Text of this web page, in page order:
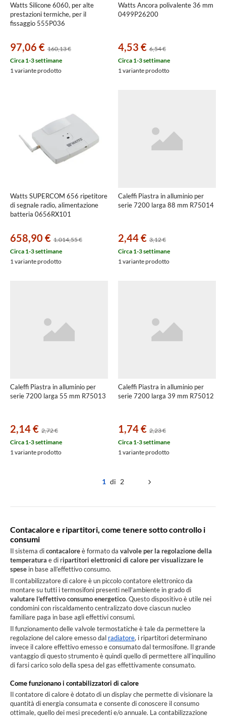
Watts Silicone 6060, per alte
prestazioni termiche, per il
fissaggio 555P036
97,06 € 160,13 €
Circa 1-3 settimane
1 variante prodotto
Watts Ancora polivalente 36 mm
0499P26200
4,53 € 6,54 €
Circa 1-3 settimane
1 variante prodotto
Watts SUPERCOM 656 ripetitore
di segnale radio, alimentazione
batteria 0656RX101
658,90 € 1.014,55 €
Circa 1-3 settimane
1 variante prodotto
Caleffi Piastra in alluminio per
serie 7200 larga 88 mm R75014
2,44 € 3,12 €
Circa 1-3 settimane
1 variante prodotto
Caleffi Piastra in alluminio per
serie 7200 larga 55 mm R75013
2,14 € 2,72 €
Circa 1-3 settimane
1 variante prodotto
Caleffi Piastra in alluminio per
serie 7200 larga 39 mm R75012
1,74 € 2,23 €
Circa 1-3 settimane
1 variante prodotto
1 di 2
Contacalore e ripartitori, come tenere sotto controllo i
consumi
Il sistema dicontacaloreè formato da valvole per la regolazione della
temperatura e di ripartitori elettronici di calore per visualizzare le
spese in base all’effettivo consumo.
Il contabilizzatore di calore è un piccolo contatore elettronico da
montare su tutti i termosifoni presenti nell'ambiente in grado di
valutare l’effettivo consumo energetico. Questo dispositivo è utile nei
condomini con riscaldamento centralizzato dove ciascun nucleo
familiare paga in base agli effettivi consumi.
Il funzionamento delle valvole termostatiche è tale da permettere la
regolazione del calore emesso dal radiatore, i ripartitori determinano
invece il calore effettivo emesso e consumato dal termosifone. Il grande
vantaggio di questo strumento è quindi quello di permettere all’inquilino
di farsi carico solo della spesa del gas effettivamente consumato.
Come funzionano i contabilizzatori di calore
Il contatore di calore è dotato di un display che permette di visionare la
quantità di energia consumata e consente di conoscere il consumo
ottimale, quello dei mesi precedenti e/o annuale. La contabilizzazione